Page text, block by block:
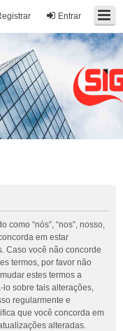
Entrar
como “nós”, “nos”, nosso,
em estar
Caso você não concorde
termos, por favor não
estes termos a
lo sobre tais alterações,
regularmente e
que você concorda em
alteradas.